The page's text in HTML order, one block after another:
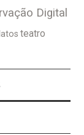
Digital
teatro